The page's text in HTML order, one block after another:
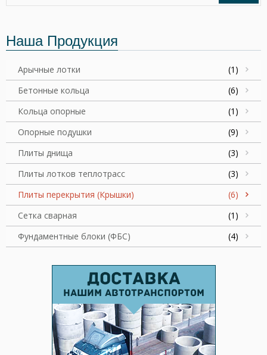
Наша Продукция
Арычные лотки
(1)
Бетонные кольца
(6)
Кольца опорные
(1)
Опорные подушки
(9)
Плиты днища
(3)
Плиты лотков теплотрасс
(3)
Плиты перекрытия (Крышки)
(6)
Сетка сварная
(1)
Фундаментные блоки (ФБС)
(4)